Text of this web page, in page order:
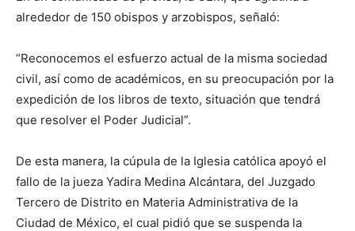
alrededor de 150 obispos y arzobispos, señaló:
“Reconocemos el esfuerzo actual de la misma sociedad
civil, así como de académicos, en su preocupación por la
expedición de los libros de texto, situación que tendrá
que resolver el Poder Judicial”.
De esta manera, la cúpula de la Iglesia católica apoyó el
fallo de la jueza Yadira Medina Alcántara, del Juzgado
Tercero de Distrito en Materia Administrativa de la
Ciudad de México, el cual pidió que se suspenda la